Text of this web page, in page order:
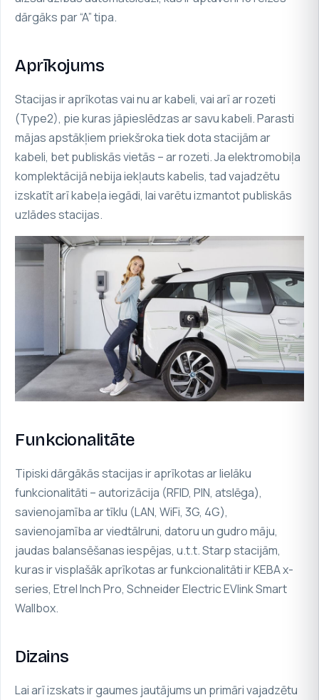
dārgāks par “A” tipa.
Aprīkojums
Stacijas ir aprīkotas vai nu ar kabeli, vai arī ar rozeti
(Type2), pie kuras jāpieslēdzas ar savu kabeli. Parasti
mājas apstākļiem priekšroka tiek dota stacijām ar
kabeli, bet publiskās vietās – ar rozeti. Ja elektromobiļa
komplektācijā nebija iekļauts kabelis, tad vajadzētu
izskatīt arīkabeļa iegādi, lai varētu izmantot publiskās
uzlādes stacijas.
Funkcionalitāte
Tipiski dārgākās stacijas ir aprīkotas ar lielāku
funkcionalitāti – autorizācija (RFID, PIN, atslēga),
savienojamība ar tīklu (LAN, WiFi, 3G, 4G),
savienojamība ar viedtālruni, datoru un gudro māju,
jaudas balansēšanas iespējas, u.t.t. Starp stacijām,
kuras ir visplašāk aprīkotas ar funkcionalitāti irKEBA x-
series, Etrel Inch Pro, Schneider Electric EVlink Smart
Wallbox.
Dizains
Lai arī izskats ir gaumes jautājums un primāri vajadzētu